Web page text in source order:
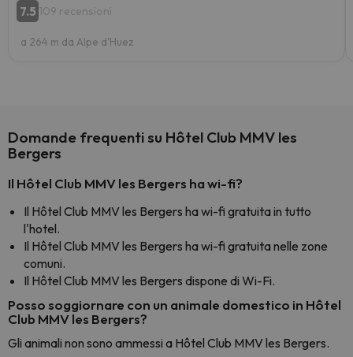
7.5 109 recensioni
a 264 m da Alpe d'Huez
Domande frequenti su Hôtel Club MMV les
Bergers
Il Hôtel Club MMV les Bergers ha wi-fi?
Il Hôtel Club MMV les Bergers ha wi-fi gratuita in tutto
l'hotel.
Il Hôtel Club MMV les Bergers ha wi-fi gratuita nelle zone
comuni.
Il Hôtel Club MMV les Bergers dispone di Wi-Fi.
Posso soggiornare con un animale domestico in Hôtel
Club MMV les Bergers?
Gli animali non sono ammessi a Hôtel Club MMV les Bergers.